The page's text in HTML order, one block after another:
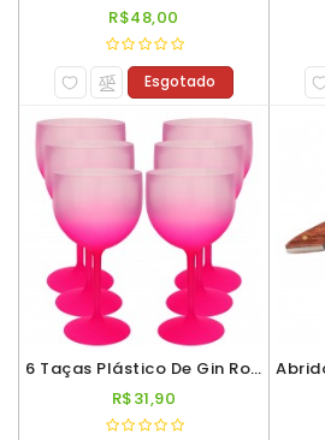
R$48,00
Esgotado
6 Taças Plástico De Gin Roder 560ml Degradê Rosa
R$31,90